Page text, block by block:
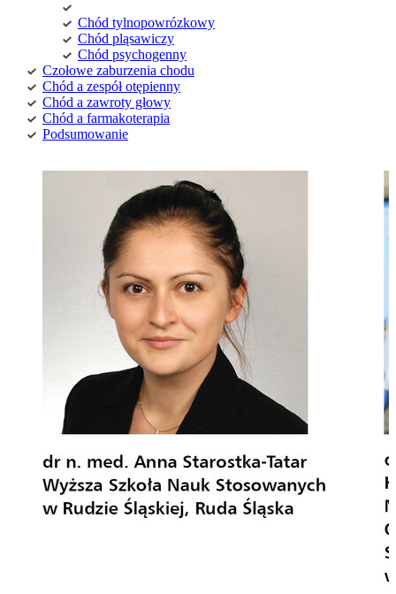
Chód tylnopowrózkowy
Chód pląsawiczy
Chód psychogenny
Czołowe zaburzenia chodu
Chód a zespół otępienny
Chód a zawroty głowy
Chód a farmakoterapia
Podsumowanie